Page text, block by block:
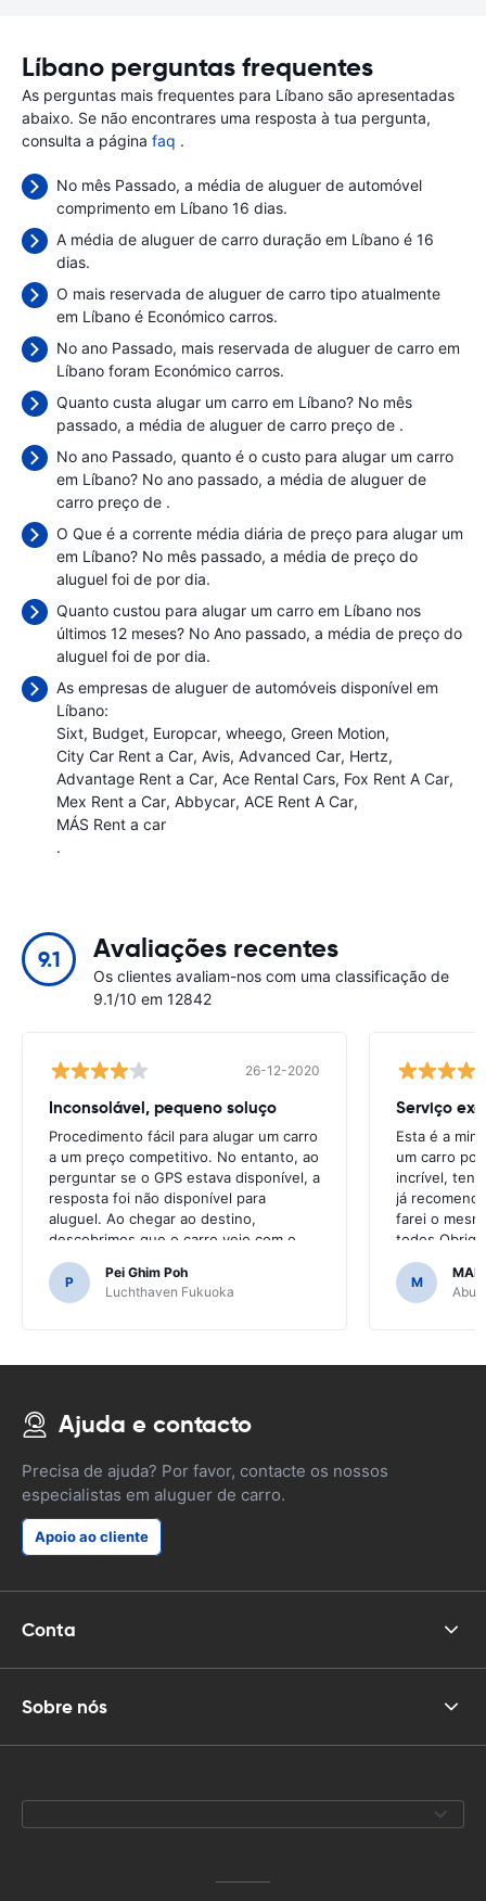
Líbano perguntas frequentes
As perguntas mais frequentes para Líbano são apresentadas
abaixo. Se não encontrares uma resposta à tua pergunta,
consulta a página faq .
No mês Passado, a média de aluguer de automóvel
comprimento em Líbano 16 dias.
A média de aluguer de carro duração em Líbano é 16
dias.
O mais reservada de aluguer de carro tipo atualmente
em Líbano é Económico carros.
No ano Passado, mais reservada de aluguer de carro em
Líbano foram Económico carros.
Quanto custa alugar um carro em Líbano? No mês
passado, a média de aluguer de carro preço de .
No ano Passado, quanto é o custo para alugar um carro
em Líbano? No ano passado, a média de aluguer de
carro preço de .
O Que é a corrente média diária de preço para alugar um
em Líbano? No mês passado, a média de preço do
aluguel foi de por dia.
Quanto custou para alugar um carro em Líbano nos
últimos 12 meses? No Ano passado, a média de preço do
aluguel foi de por dia.
As empresas de aluguer de automóveis disponível em
Líbano:
Sixt Budget Europcar wheego Green Motion
City Car Rent a Car Avis Advanced Car Hertz
Advantage Rent a Car Ace Rental Cars Fox Rent A Car
Mex Rent a Car Abbycar ACE Rent A Car
MÁS Rent a car
.
9.1 Avaliações recentes
Os clientes avaliam-nos com uma classificação de
9.1/10 em 12842
26-12-2020
Inconsolável, pequeno soluço
Procedimento fácil para alugar um carro
a um preço competitivo. No entanto, ao
perguntar se o GPS estava disponível, a
resposta foi não disponível para
aluguel. Ao chegar ao destino,
descobrimos que o carro veio com o
GPS.Teria sido terrível se tivéssemos
decidido comprar um GPS, pois era
necessário navegar nas estradas
P
Pei Ghim Poh
Luchthaven Fukuoka
Serviço
Esta é a
um carro
incrível,
já
farei o
fácil.
M
Abu
Ajuda e contacto
Precisa de ajuda? Por favor, contacte os nossos
especialistas em aluguer de carro.
Apoio ao cliente
Conta
Sobre nós